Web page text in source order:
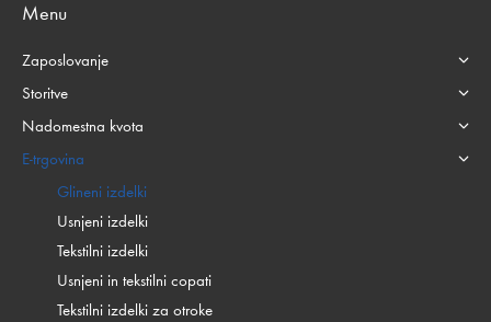
Menu
Zaposlovanje
Storitve
Nadomestna kvota
E-trgovina
Glineni izdelki
Usnjeni izdelki
Tekstilni izdelki
Usnjeni in tekstilni copati
Tekstilni izdelki za otroke